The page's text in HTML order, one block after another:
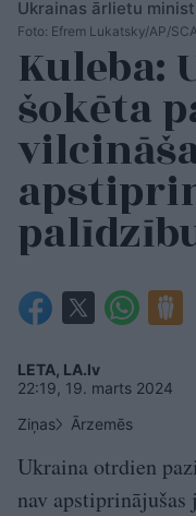
Ukrainas ārlietu
Foto: Efrem Lukatsky/AP/
Kuleba:
šokēta
LETA, LA.lv
22:19, 19. marts 2024
Ziņas
Ārzemēs
Ukraina otrdien
nav